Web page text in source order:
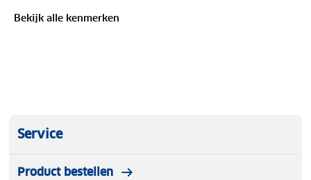
Bekijk alle kenmerken
Service
Product bestellen